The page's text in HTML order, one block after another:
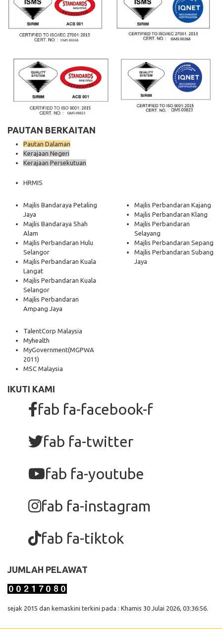
PAUTAN BERKAITAN
Pautan Dalaman
Kerajaan Negeri
Kerajaan Persekutuan
HRMIS
Majlis Bandaraya Petaling
Jaya
Majlis Bandaraya Shah
Alam
Majlis Perbandaran Hulu
Selangor
Majlis Perbandaran Kuala
Langat
Majlis Perbandaran Kuala
Selangor
Majlis Perbandaran
Ampang Jaya
Majlis Perbandaran Kajang
Majlis Perbandaran Klang
Majlis Perbandaran
Selayang
Majlis Perbandaran Sepang
Majlis Perbandaran Subang
Jaya
TalentCorp Malaysia
Myhealth
MyGovernment(MGPWA
2011)
MSC Malaysia
IKUTI KAMI
fab fa-facebook-f
fab fa-twitter
fab fa-youtube
fab fa-instagram
fab fa-tiktok
JUMLAH PELAWAT
sejak 2015 dan kemaskini terkini pada : Khamis 30 Julai 2026, 03:36:56.